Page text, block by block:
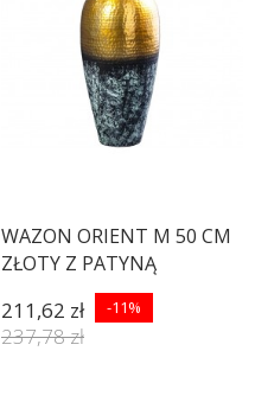
WAZON ORIENT M 50 CM
ZŁOTY Z PATYNĄ
211,62 zł -11%
237,78 zł